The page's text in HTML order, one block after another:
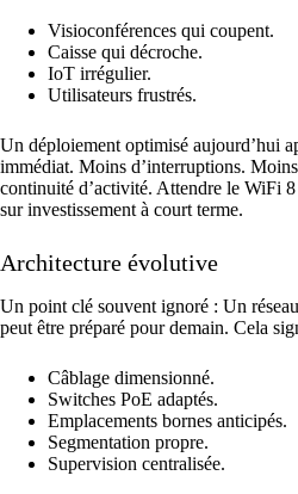
Visioconférences qui coupent.
Caisse qui décroche.
IoT irrégulier.
Utilisateurs frustrés.
Un déploiement optimisé aujourd’hui
immédiat. Moins d’interruptions.
continuité d’activité. Attendre le WiFi
sur investissement à court terme.
Architecture évolutive
Un point clé souvent ignoré : Un
peut être préparé pour demain. Cela
Câblage dimensionné.
Switches PoE adaptés.
Emplacements bornes anticipés.
Segmentation propre.
Supervision centralisée.